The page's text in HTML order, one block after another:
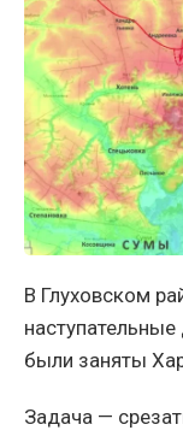
В Глуховском
были заняты
Задача —